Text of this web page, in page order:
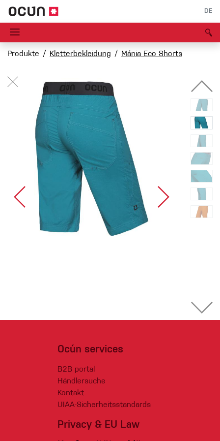
DE
Produkte Kletterbekleidung Mánia Eco Shorts
Ocún services
B2B portal
Händlersuche
Kontakt
UIAA-Sicherheitsstandards
Privacy & EU Law